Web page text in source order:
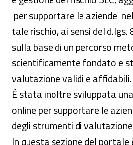
per supportare le aziende
tale rischio, ai sensi del d.lgs.
sulla base di un percorso
scientificamente fondato e
valutazione validi e affidabili.
È stata inoltre sviluppata
online per supportare le
degli strumenti di
In questa sezione del portale